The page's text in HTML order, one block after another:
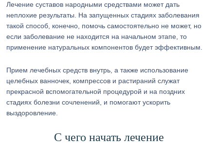
Лечение суставов народными средствами может дать
неплохие результаты. На запущенных стадиях заболевания
такой способ, конечно, помочь самостоятельно не может, но
если заболевание не находится на начальном этапе, то
применение натуральных компонентов будет эффективным.
Прием лечебных средств внутрь, а также использование
целебных ванночек, компрессов и растираний служат
прекрасной вспомогательной процедурой и на поздних
стадиях болезни сочленений, и помогают ускорить
выздоровление.
С чего начать лечение